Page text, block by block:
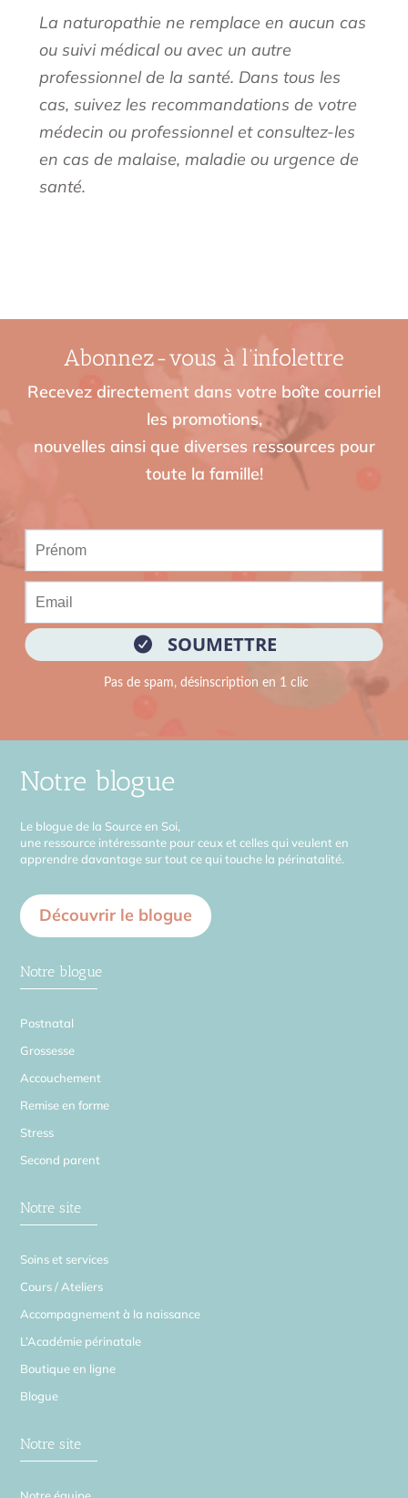
La naturopathie ne remplace en aucun cas
ou suivi médical ou avec un autre
professionnel de la santé. Dans tous les
cas, suivez les recommandations de votre
médecin ou professionnel et consultez-les
en cas de malaise, maladie ou urgence de
santé.
Abonnez-vous à l’infolettre
Recevez directement dans votre boîte courriel
les promotions,
nouvelles ainsi que diverses ressources pour
toute la famille!
Notre blogue
Le blogue de la Source en Soi,
une ressource intéressante pour ceux et celles qui veulent en
apprendre davantage sur tout ce qui touche la périnatalité.
Découvrir le blogue
Notre blogue
Postnatal
Grossesse
Accouchement
Remise en forme
Stress
Second parent
Notre site
Soins et services
Cours / Ateliers
Accompagnement à la naissance
L’Académie périnatale
Boutique en ligne
Blogue
Notre site
Notre équipe